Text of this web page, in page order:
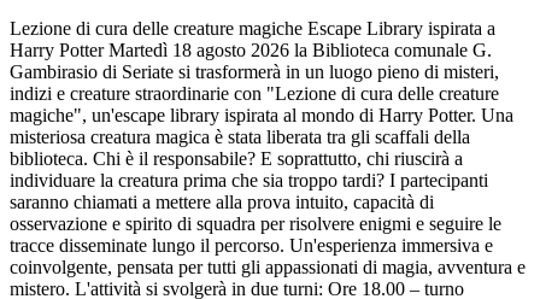
Lezione di cura delle creature magiche Escape Library ispirata a
Harry Potter Martedì 18 agosto 2026 la Biblioteca comunale G.
Gambirasio di Seriate si trasformerà in un luogo pieno di misteri,
indizi e creature straordinarie con "Lezione di cura delle creature
magiche", un'escape library ispirata al mondo di Harry Potter. Una
misteriosa creatura magica è stata liberata tra gli scaffali della
biblioteca. Chi è il responsabile? E soprattutto, chi riuscirà a
individuare la creatura prima che sia troppo tardi? I partecipanti
saranno chiamati a mettere alla prova intuito, capacità di
osservazione e spirito di squadra per risolvere enigmi e seguire le
tracce disseminate lungo il percorso. Un'esperienza immersiva e
coinvolgente, pensata per tutti gli appassionati di magia, avventura e
mistero. L'attività si svolgerà in due turni: Ore 18.00 – turno